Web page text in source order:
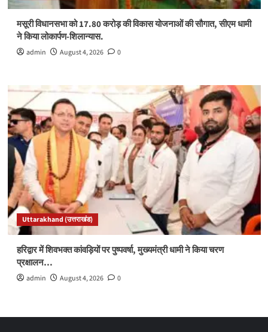
मसूरी विधानसभा को 17.80 करोड़ की विकास योजनाओं की सौगात, सीएम धामी
ने किया लोकार्पण-शिलान्यास.
admin August 4, 2026 0
Uttarakhand (उत्तराखंड)
हरिद्वार में शिवभक्त कांवड़ियों पर पुष्पवर्षा, मुख्यमंत्री धामी ने किया चरण
प्रक्षालन…
admin August 4, 2026 0